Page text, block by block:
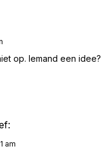
op. Iemand een idee?
am